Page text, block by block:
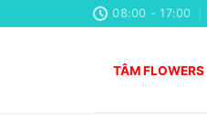
đến
08:00 - 17:00
TÂM FLOWERS